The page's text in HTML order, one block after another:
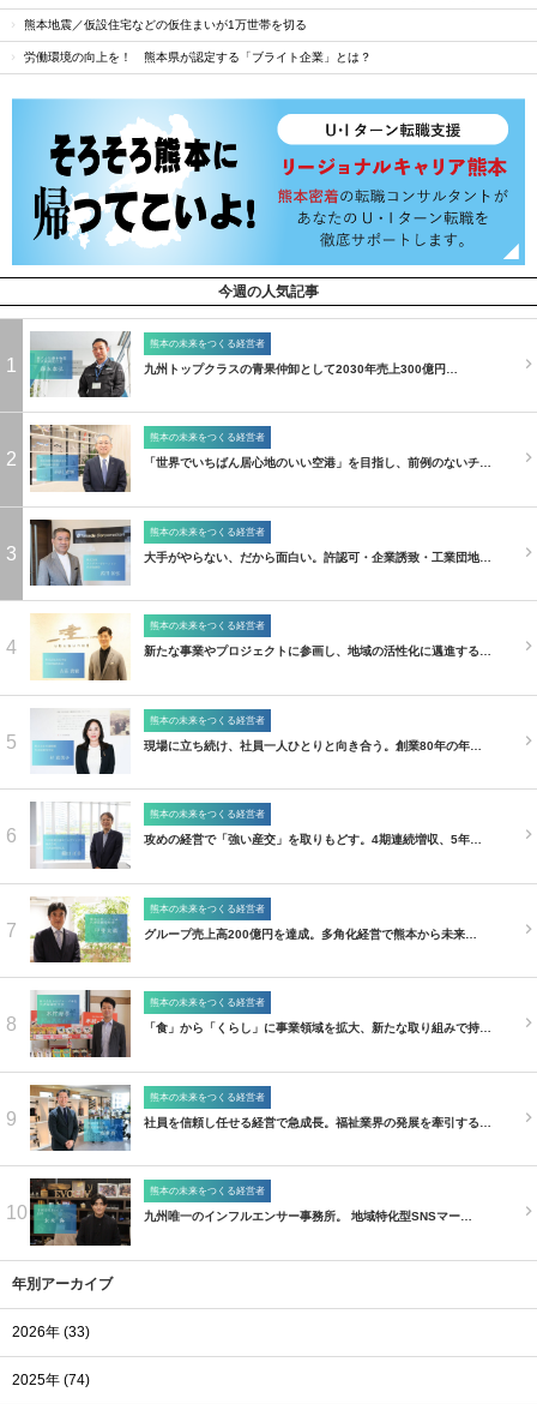
熊本地震／仮設住宅などの仮住まいが1万世帯を切る
労働環境の向上を！ 熊本県が認定する「ブライト企業」とは？
今週の人気記事
1
熊本の未来をつくる経営者
九州トップクラスの青果仲卸として2030年売上300億円…
2
熊本の未来をつくる経営者
「世界でいちばん居心地のいい空港」を目指し、前例のないチ…
3
熊本の未来をつくる経営者
大手がやらない、だから面白い。許認可・企業誘致・工業団地…
4
熊本の未来をつくる経営者
新たな事業やプロジェクトに参画し、地域の活性化に邁進する…
5
熊本の未来をつくる経営者
現場に立ち続け、社員一人ひとりと向き合う。創業80年の年…
6
熊本の未来をつくる経営者
攻めの経営で「強い産交」を取りもどす。4期連続増収、5年…
7
熊本の未来をつくる経営者
グループ売上高200億円を達成。多角化経営で熊本から未来…
8
熊本の未来をつくる経営者
「食」から「くらし」に事業領域を拡大、新たな取り組みで持…
9
熊本の未来をつくる経営者
社員を信頼し任せる経営で急成長。福祉業界の発展を牽引する…
10
熊本の未来をつくる経営者
九州唯一のインフルエンサー事務所。 地域特化型SNSマー…
年別アーカイブ
2026年 (33)
2025年 (74)